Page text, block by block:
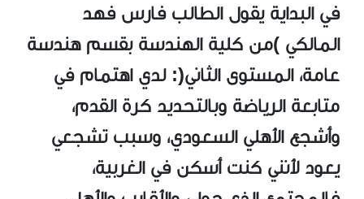
في البداية يقول الطالب فارس فهد
المالكي )من كلية الهندسة بقسم هندسة
عامة، المستوى الثاني(: لدي اهتمام في
متابعة الرياضة وبالتحديد كرة القدم،
وأشجع الأهلي السعودي، وسبب تشجعي
يعود لأنني كنت أسكن في الغربية،